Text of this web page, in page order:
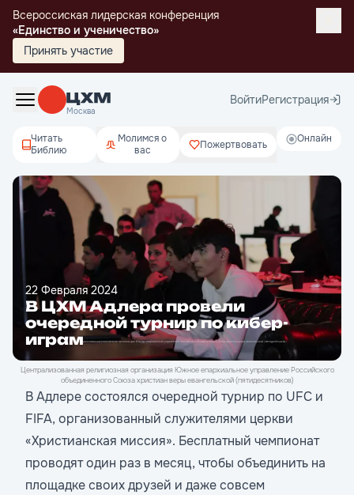
Всероссиская лидерская конференция
«Единство и ученичество»
Принять участие
Москва
ВойтиРегистрация
Онлайн
Читать
Библию
Молимся о
вас
Пожертвовать
22 Февраля 2024
В ЦХМ Адлера провели
очередной турнир по кибер-
играм
Централизованная религиозная организация Южное епархиальное управление Российского
объединенного Союза христиан веры евангельской (пятидесятников)
В Адлере состоялся очередной турнир по UFC и
FIFA, организованный служителями церкви
«Христианская миссия». Бесплатный чемпионат
проводят один раз в месяц, чтобы объединить на
площадке своих друзей и даже совсем